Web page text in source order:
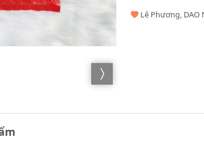
Lê Phương, DAO